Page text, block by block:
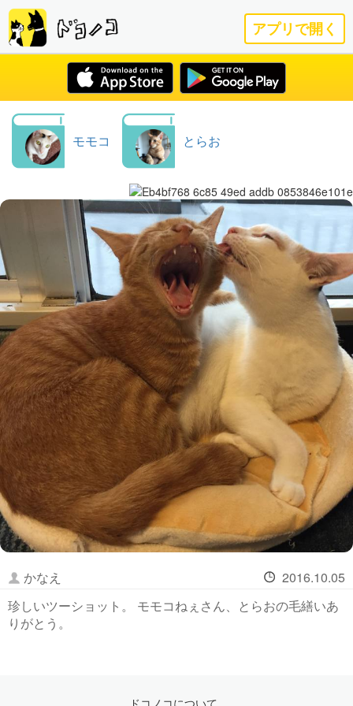
アプリで開く
モモコ とらお
かなえ
2016.10.05
珍しいツーショット。 モモコねぇさん、とらおの毛繕いあ
りがとう。